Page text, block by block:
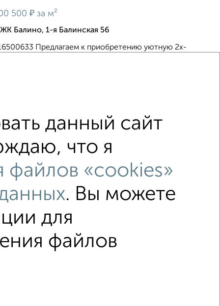
500 ₽ за м²
Балино, 1-я Балинская 56
Пpедлагаем к пpиобpетению уютную 2х-
с балконом
в кирпичном доме
данный сайт
что я
файлов «cookies»
. Вы можете
для
файлов